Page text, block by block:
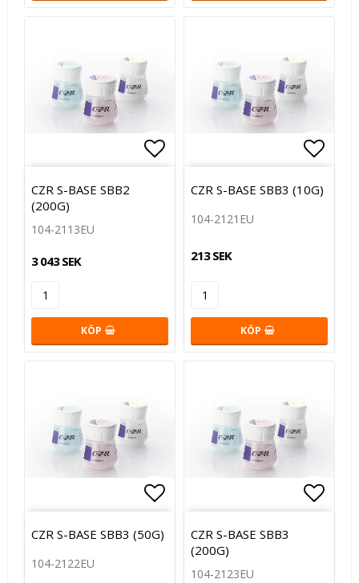
Lägg till i favoritlistan
CZR S-BASE SBB2
(200G)
104-2113EU
3 043 SEK
KÖP
CZR S-BASE SBB3 (10G)
104-2121EU
213 SEK
KÖP
Lägg till i favoritlistan
CZR S-BASE SBB3 (50G)
104-2122EU
CZR S-BASE SBB3
(200G)
104-2123EU